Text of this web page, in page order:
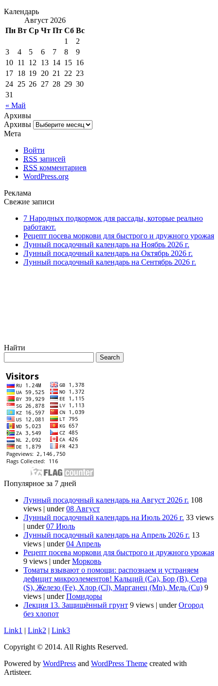
Календарь
Август 2026
Пн Вт Ср Чт Пт Сб Вс
« Май
1
2
3
4 5 6 7 8
9
10 11 12 13 14 15 16
17 18 19 20 21 22 23
24 25 26 27 28 29 30
31
Архивы
Архивы
Мета
Войти
RSS записей
RSS комментариев
WordPress.org
Реклама
Свежие записи
7 Народных подкормок для рассады, которые реально
работают.
Рецепт посева моркови для быстрого и дружного урожая
Лунный посадочный календарь на Ноябрь 2026 г.
Лунный посадочный календарь на Октябрь 2026 г.
Лунный посадочный календарь на Сентябрь 2026 г.
Найти
Популярное за 7 дней
Лунный посадочный календарь на Август 2026 г. 108
views | under08 Август
Лунный посадочный календарь на Июль 2026 г. 33 views
| under07 Июль
Лунный посадочный календарь на Апрель 2026 г. 13
views | under04 Апрель
Рецепт посева моркови для быстрого и дружного урожая
9 views | underМорковь
Томаты взывают о помощи: распознаем и устраняем
дефицит микроэлементов! Кальций (Ca), Бор (B), Сера
(S), Железо (Fe), Хлор (Cl), Марганец (Mn), Медь (Cu) 9
views | underПомидоры
Лекция 13. Защищённый грунт 9 views | underОгород
без хлопот
Link1 | Link2 | Link3
Copyright © 2014. All Rights Reserved.
Powered by WordPress and WordPress Theme created with
Artisteer.